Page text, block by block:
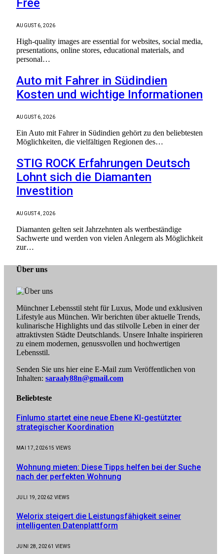
Free
AUGUST 6, 2026
High-quality images are essential for websites, social media,
presentations, online stores, educational materials, and
personal…
Auto mit Fahrer in Südindien
Kosten und wichtige Informationen
AUGUST 6, 2026
Ein Auto mit Fahrer in Südindien gehört zu den beliebtesten
Möglichkeiten, die vielfältigen Regionen des…
STIG ROCK Erfahrungen Deutsch
Lohnt sich die Diamanten
Investition
AUGUST 4, 2026
Diamanten gelten seit Jahrzehnten als wertbeständige
Sachwerte und werden von vielen Anlegern als Möglichkeit
zur…
Über uns
Münchner Lebensstil steht für Luxus, Mode und exklusiven
Lifestyle aus München. Wir berichten über aktuelle Trends,
kulinarische Highlights und das stilvolle Leben in einer der
attraktivsten Städte Deutschlands. Unsere Inhalte inspirieren
zu einem modernen, genussvollen und hochwertigen
Lebensstil.
Senden Sie uns hier eine E-Mail zum Veröffentlichen von
Inhalten: saraaly88n@gmail.com
Beliebteste
Finlumo startet eine neue Ebene KI-gestützter
strategischer Koordination
MAI 17, 202615 VIEWS
Wohnung mieten: Diese Tipps helfen bei der Suche
nach der perfekten Wohnung
JULI 19, 20262 VIEWS
Welorix steigert die Leistungsfähigkeit seiner
intelligenten Datenplattform
JUNI 28, 20261 VIEWS